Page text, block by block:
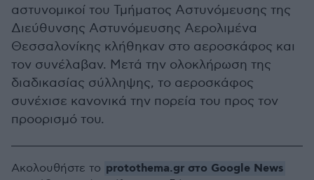
αστυνομικοί του Τμήματος Αστυνόμευσης της
Διεύθυνσης Αστυνόμευσης Αερολιμένα
Θεσσαλονίκης κλήθηκαν στο αεροσκάφος και
τον συνέλαβαν. Μετά την ολοκλήρωση της
διαδικασίας σύλληψης, το αεροσκάφος
συνέχισε κανονικά την πορεία του προς τον
προορισμό του.
Ακολουθήστε το protothema.gr στο Google News